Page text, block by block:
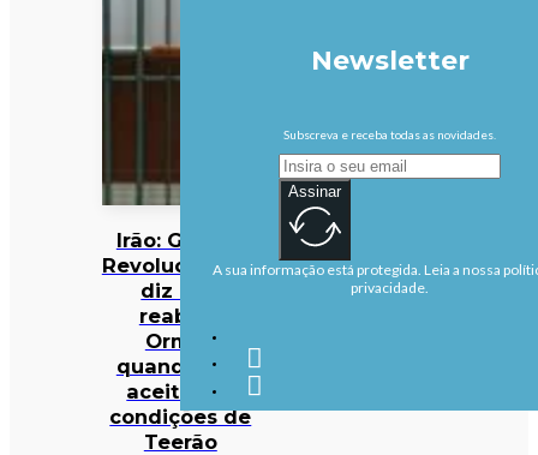
Irão: Guarda
Revolucionária
diz que
reabrirá
Ormuz
quando EUA
aceitarem
condições de
Teerão
Newsletter
Subscreva e receba todas as novidades.
Assinar
A sua informação está protegida. Leia a nossa
privacidade.